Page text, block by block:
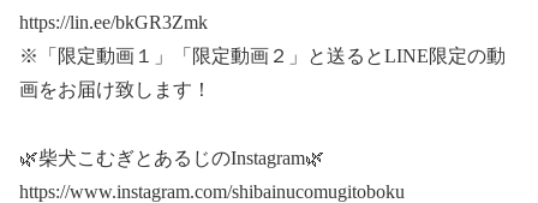
https://lin.ee/bkGR3Zmk
※「限定動画１」「限定動画２」と送るとLINE限定の動
画をお届け致します！
🌿柴犬こむぎとあるじのInstagram🌿
https://www.instagram.com/shibainucomugitoboku